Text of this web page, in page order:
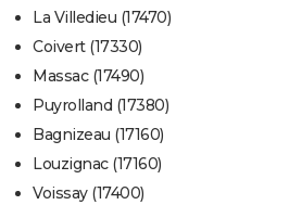
La Villedieu (17470)
Coivert (17330)
Massac (17490)
Puyrolland (17380)
Bagnizeau (17160)
Louzignac (17160)
Voissay (17400)